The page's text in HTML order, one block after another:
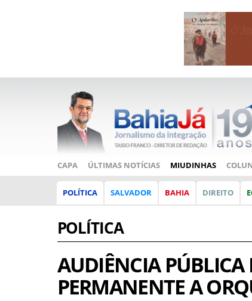
CAPA ÚLTIMAS NOTÍCIAS MIUDINHAS
POLÍTICA SALVADOR BAHIA DIREITO
POLÍTICA
AUDIÊNCIA PÚBLICA
PERMANENTE A